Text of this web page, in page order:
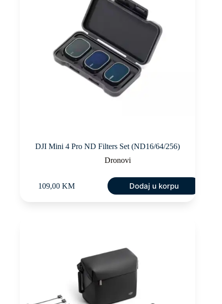
DJI Mini 4 Pro ND Filters Set (ND16/64/256)
Dronovi
109,00 KM Dodaj u korpu